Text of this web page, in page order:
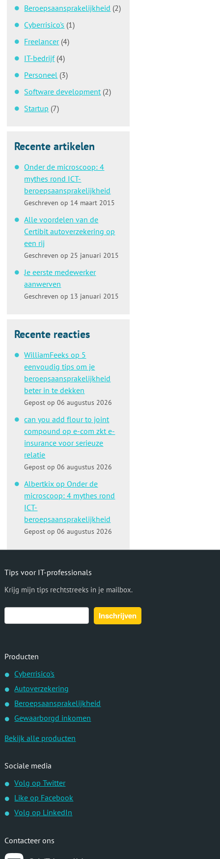
Beroepsaansprakelijkheid (2)
Cyberrisico's (1)
Freelancer(4)
IT-bedrijf(4)
Personeel (3)
Software development(2)
Startup (7)
Recente artikelen
Onder de microscoop: 4
mythes rond ICT-
beroepsaansprakelijkheid
Geschreven op 14 maart 2015
Alle voordelen van de
Certibit autoverzekering op
een rij
Geschreven op 25 januari 2015
Je eerste medewerker
aanwerven
Geschreven op 13 januari 2015
Recente reacties
WilliamFeeks op 5
eenvoudig tips om je
beroepsaansprakelijkheid
beter in te dekken
Gepost op 06 augustus 2026
can you add flour to joint
compound op e-com zkt e-
insurance voor serieuze
relatie
Gepost op 06 augustus 2026
Albertkix op Onder de
microscoop: 4 mythes rond
ICT-
beroepsaansprakelijkheid
Gepost op 06 augustus 2026
Tips voor IT-professionals
Krijg mijn tips rechtstreeks in je mailbox.
Producten
Cyberrisico's
Autoverzekering
Beroepsaansprakelijkheid
Gewaarborgd inkomen
Bekijk alle producten
Sociale media
Volg op Twitter
Like op Facebook
Volg op LinkedIn
Contacteer ons